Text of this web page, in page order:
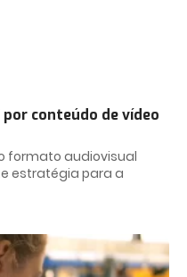
conteúdo de vídeo
formato audiovisual
estratégia para a